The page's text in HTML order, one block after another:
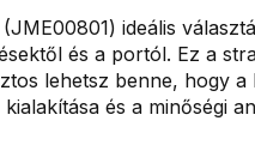
ideális
és a portól. Ez a
lehetsz benne, hogy a
és a minőségi